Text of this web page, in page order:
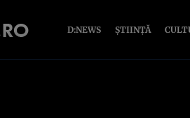
D:NEWS ȘTIINȚĂ